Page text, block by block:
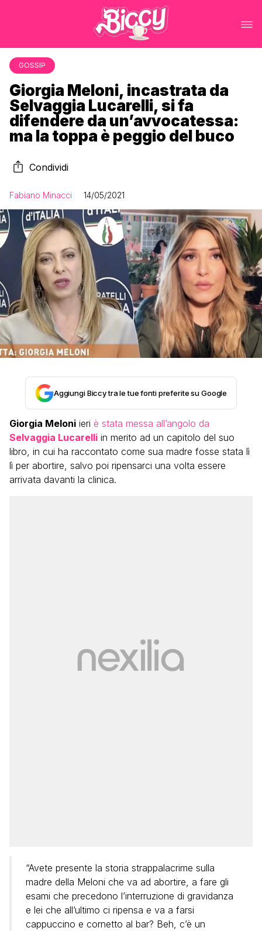
GOSSIP
Giorgia Meloni, incastrata da
Selvaggia Lucarelli, si fa
difendere da un’avvocatessa:
ma la toppa è peggio del buco
Condividi
Fabiano Minacci 14/05/2021
Aggiungi Biccy tra le tue fonti preferite su Google
Giorgia Meloni ieri è stata messa all’angolo da
Selvaggia Lucarelli in merito ad un capitolo del suo
libro, in cui ha raccontato come sua madre fosse stata lì
lì per abortire, salvo poi ripensarci una volta essere
arrivata davanti la clinica.
“Avete presente la storia strappalacrime sulla
madre della Meloni che va ad abortire, a fare gli
esami che precedono l’interruzione di gravidanza
e lei che all’ultimo ci ripensa e va a farsi
cappuccino e cornetto al bar? Beh, c’è un